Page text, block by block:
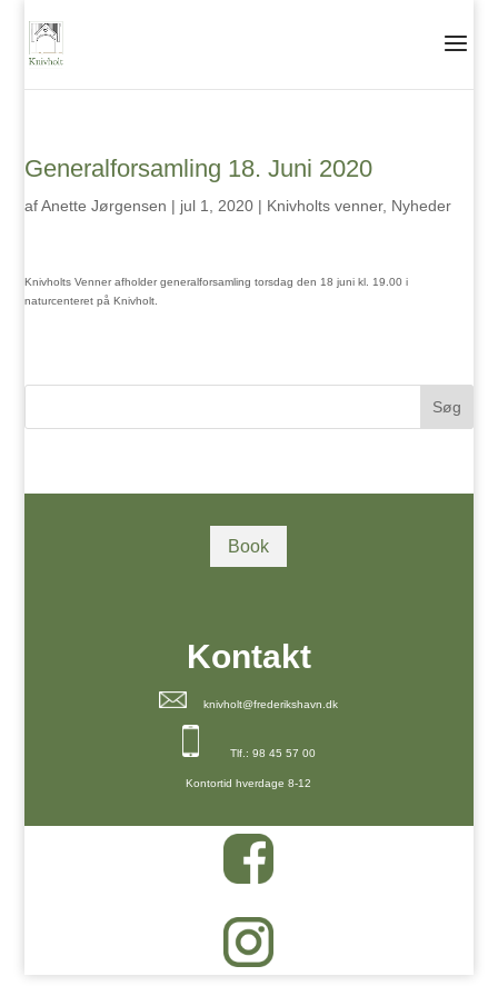
Generalforsamling 18. Juni 2020
afAnette Jørgensen | jul 1, 2020 | Knivholts venner, Nyheder
Knivholts Venner afholder generalforsamling torsdag den 18 juni kl. 19.00 i
naturcenteret på Knivholt.
Book
Kontakt
knivholt@frederikshavn.dk
Tlf.: 98 45 57 00
Kontortid hverdage 8-12